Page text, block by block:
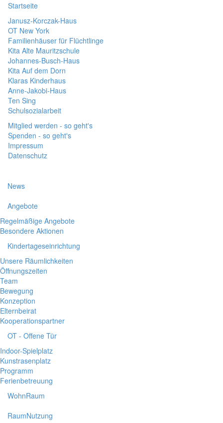
Startseite
Janusz-Korczak-Haus
OT New York
Familienhäuser für Flüchtlinge
Kita Alte Mauritzschule
Johannes-Busch-Haus
Kita Auf dem Dorn
Klaras Kinderhaus
Anne-Jakobi-Haus
Ten Sing
Schulsozialarbeit
Mitglied werden - so geht's
Spenden - so geht's
Impressum
Datenschutz
News
Angebote
Regelmäßige Angebote
Besondere Aktionen
Kindertageseinrichtung
Unsere Räumlichkeiten
Öffnungszeiten
Team
Bewegung
Konzeption
Elternbeirat
Kooperationspartner
OT - Offene Tür
Indoor-Spielplatz
Kunstrasenplatz
Programm
Ferienbetreuung
WohnRaum
RaumNutzung